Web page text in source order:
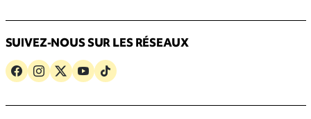
SUIVEZ-NOUS SUR LES RÉSEAUX